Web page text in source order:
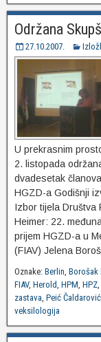
Održana
27.10.2007.
U prekrasnim
2. listopada
dvadesetak
HGZD-a Godišnji
Izbor tijela Društva
Heimer: 22.
prijem HGZD-a u
(FIAV) Jelena
Oznake: Berlin, Borošak
FIAV, Herold, HPM, HPZ,
zastava, Peić Čaldarović
veksilologija